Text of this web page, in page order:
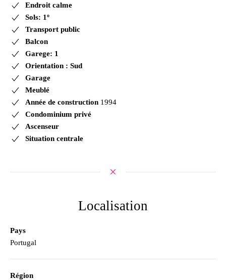
Endroit calme
Sols: 1º
Transport public
Balcon
Garege: 1
Orientation : Sud
Garage
Meublé
Année de construction 1994
Condominium privé
Ascenseur
Situation centrale
Localisation
Pays
Portugal
Région